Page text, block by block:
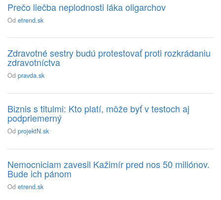
Prečo liečba neplodnosti láka oligarchov
Od etrend.sk
Zdravotné sestry budú protestovať proti rozkrádaniu
zdravotníctva
Od pravda.sk
Biznis s titulmi: Kto platí, môže byť v testoch aj
podpriemerný
Od projektN.sk
Nemocniciam zavesil Kažimír pred nos 50 miliónov.
Bude ich pánom
Od etrend.sk